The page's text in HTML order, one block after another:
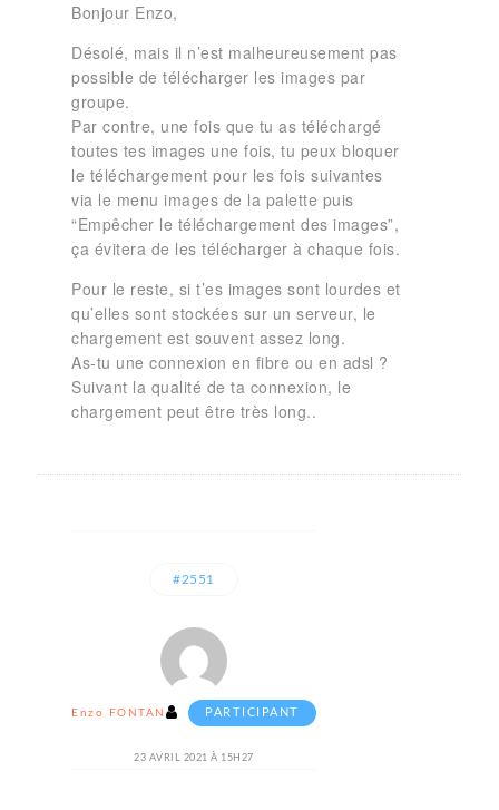
Bonjour Enzo,
Désolé, mais il n’est malheureusement pas
possible de télécharger les images par
groupe.
Par contre, une fois que tu as téléchargé
toutes tes images une fois, tu peux bloquer
le téléchargement pour les fois suivantes
via le menu images de la palette puis
“Empêcher le téléchargement des images”,
ça évitera de les télécharger à chaque fois.
Pour le reste, si t’es images sont lourdes et
qu’elles sont stockées sur un serveur, le
chargement est souvent assez long.
As-tu une connexion en fibre ou en adsl ?
Suivant la qualité de ta connexion, le
chargement peut être très long..
#2551
Enzo FONTANA PARTICIPANT
23 AVRIL 2021 À 15H27